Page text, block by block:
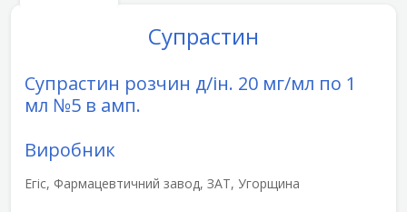
Супрастин
Супрастин розчин д/ін. 20 мг/мл по 1
мл №5 в амп.
Виробник
Егіс, Фармацевтичний завод, ЗАТ, Угорщина